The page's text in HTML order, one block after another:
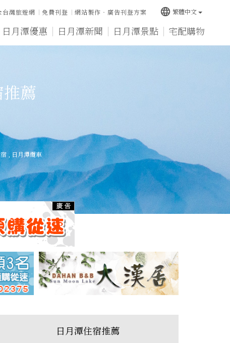
日月潭優惠 日月潭新聞 日月潭景點 宅配購物
台灣旅遊網 免費刊登 網站製作‧廣告刊登方案 language 繁體中文
薦
日月潭纜車
日月潭住宿推薦